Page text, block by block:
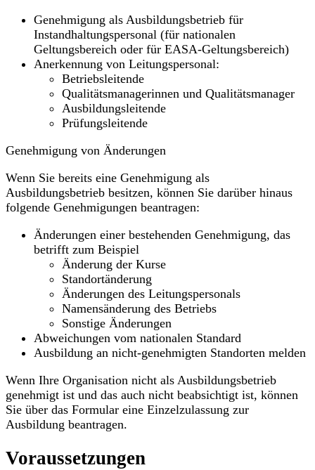
Genehmigung als Ausbildungsbetrieb für
Instandhaltungspersonal (für nationalen
Geltungsbereich oder für EASA-Geltungsbereich)
Anerkennung von Leitungspersonal:
Betriebsleitende
Qualitätsmanagerinnen und Qualitätsmanager
Ausbildungsleitende
Prüfungsleitende
Genehmigung von Änderungen
Wenn Sie bereits eine Genehmigung als
Ausbildungsbetrieb besitzen, können Sie darüber hinaus
folgende Genehmigungen beantragen:
Änderungen einer bestehenden Genehmigung, das
betrifft zum Beispiel
Änderung der Kurse
Standortänderung
Änderungen des Leitungspersonals
Namensänderung des Betriebs
Sonstige Änderungen
Abweichungen vom nationalen Standard
Ausbildung an nicht-genehmigten Standorten melden
Wenn Ihre Organisation nicht als Ausbildungsbetrieb
genehmigt ist und das auch nicht beabsichtigt ist, können
Sie über das Formular eine Einzelzulassung zur
Ausbildung beantragen.
Voraussetzungen